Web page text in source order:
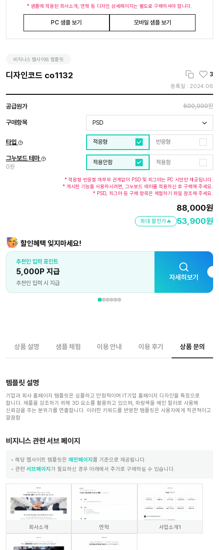
* 샘플에 적용된 회사소개, 연혁 등 디자인 상세페이지는 별도로 구매하셔야 합니다.
PC 샘플 보기 모바일 샘플 보기
상품 설명 샘플 체험 이용 안내 이용 후기 상품 문의
템플릿 설명
기업과 회사 홈페이지 템플릿은 심플하고 안정적이며 IT기업 홈페이지 디자인을 특징으로
합니다. 제품을 강조하기 위해 3D 요소를 활용하고 있으며, 파랑색을 메인 컬러로 사용해
신뢰감을 주는 분위기를 연출합니다. 이러한 키워드를 반영한 템플릿은 사용자에게 직관적이고
깔끔함
비지니스 관련 서브 페이지
해당 웹사이트 템플릿은 메인페이지를 기준으로 제공됩니다.
관련 서브페이지가 필요하신 경우 아래에서 추가로 구매하실 수 있습니다.
회사소개 연혁 사업소개1
비지니스 웹사이트 템플릿
디자인코드 co1132 3
등록일 : 2024.06
공급원가 600,000원
구매항목 PSD
타입 적응형 반응형
그누보드 테마
0원
적용안함 적용함
* 적응형·반응형 여부와 관계없이 PSD 및 피그마는 PC 시안만 제공됩니다.
* 게시판 기능을 사용하시려면, 그누보드 테마를 적용하신 후 구매해 주세요.
* PSD, 피그마 등 구매 항목은 체험하기 파일 참조해 주세요.
88,000원
최대 할인가🔥 53,900원
할인혜택 잊지마세요!
추천인 입력 포인트
5,000P 지급
추천인 입력 시 지급
자세히보기